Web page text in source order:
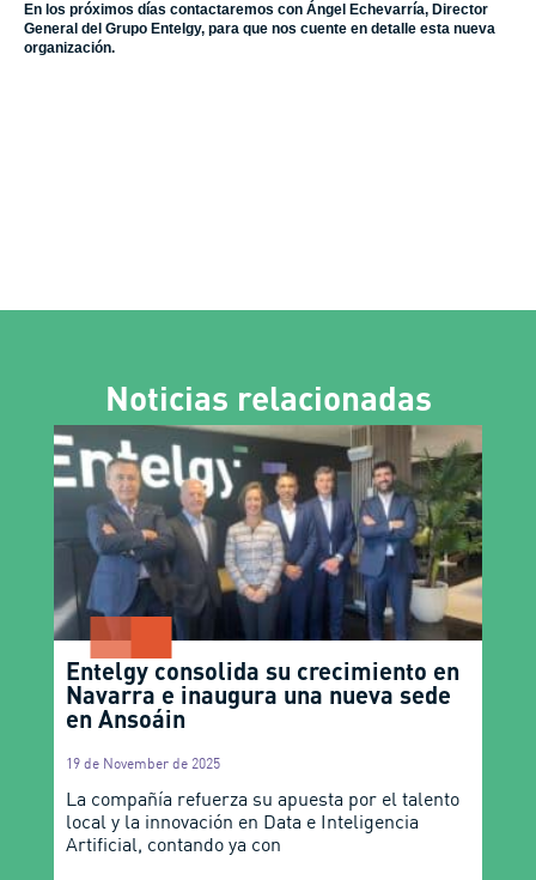
En los próximos días contactaremos con Ángel Echevarría, Director
General del Grupo Entelgy, para que nos cuente en detalle esta nueva
organización.
Noticias relacionadas
Entelgy consolida su crecimiento en
Navarra e inaugura una nueva sede
en Ansoáin
19 de November de 2025
La compañía refuerza su apuesta por el talento
local y la innovación en Data e Inteligencia
Artificial, contando ya con